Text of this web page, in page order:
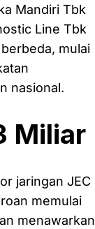
Mandiri Tbk
Line Tbk
mulai
nasional.
Miliar
jaringan JEC
memulai
menawarkan